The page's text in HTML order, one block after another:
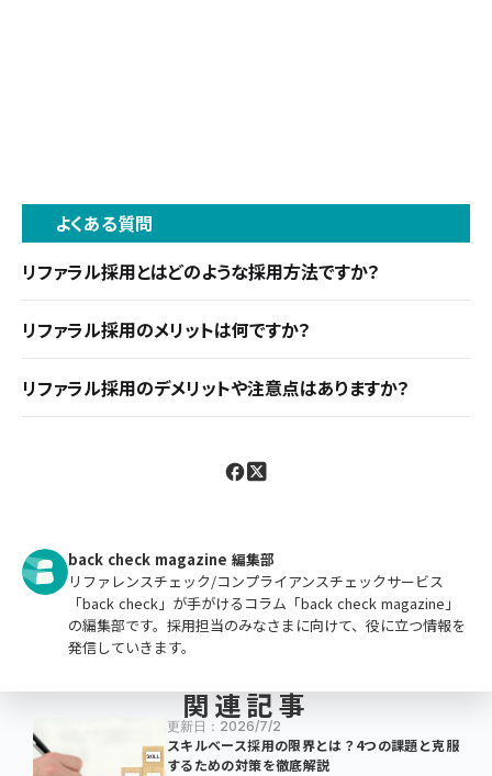
よくある質問
リファラル採用とはどのような採用方法ですか？
従業員のネットワーク（友人・知人・元同僚など）を
活用して新たな人材を採用する社員紹介採用です。
カルチャーマッチや採用コスト削減が期待できます。
リファラル採用のメリットは何ですか？
求人広告費やエージェント手数料が不要で採用コス
トを大幅に削減できます。紹介者から企業情報を事
ッチした採用が実現できます。
リファラル採用のデメリットや注意点はありますか？
る可能性や、紹介者による無意識の有利評価が生じ
back check magazine 編集部
リファレンスチェック/コンプライアンスチェックサービス
「back check」が手がけるコラム「back check magazine」
の編集部です。採用担当のみなさまに向けて、役に立つ情報を
発信していきます。
関連記事
更新日：2026/7/2
スキルベース採用の限界とは？4つの課題と克服
するための対策を徹底解説